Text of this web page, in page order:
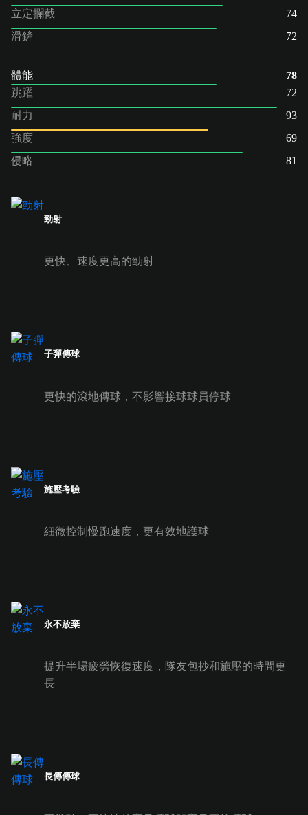
立定攔截
74
滑鏟
72
體能
78
跳躍
72
耐力
93
強度
69
侵略
81
勁射
更快、速度更高的勁射
子彈傳球
更快的滾地傳球，不影響接球球員停球
施壓考驗
細微控制慢跑速度，更有效地護球
永不放棄
提升半場疲勞恢復速度，隊友包抄和施壓的時間更
長
長傳傳球